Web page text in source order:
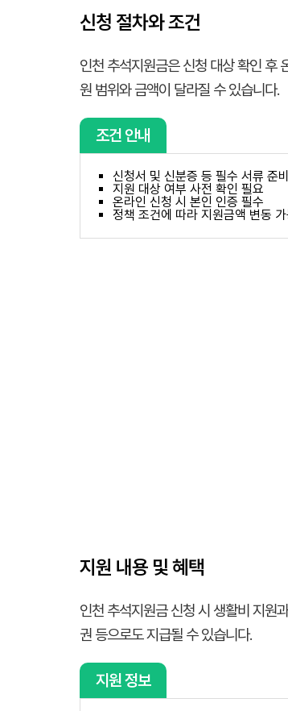
신청 절차와 조건
인천 추석지원금은 신청 대상 확인 후
원 범위와 금액이 달라질 수 있습니다.
조건 안내
신청서 및 신분증 등 필수 서류 준비
지원 대상 여부 사전 확인 필요
온라인 신청 시 본인 인증 필수
정책 조건에 따라 지원금액 변동
지원 내용 및 혜택
인천 추석지원금 신청 시 생활비 지원
권 등으로도 지급될 수 있습니다.
지원 정보